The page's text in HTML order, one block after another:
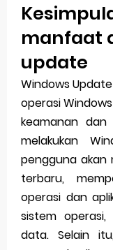
manfaat
update
Windows
operasi
keamanan dan
melakukan
pengguna akan
terbaru,
operasi dan
sistem
data. Selain